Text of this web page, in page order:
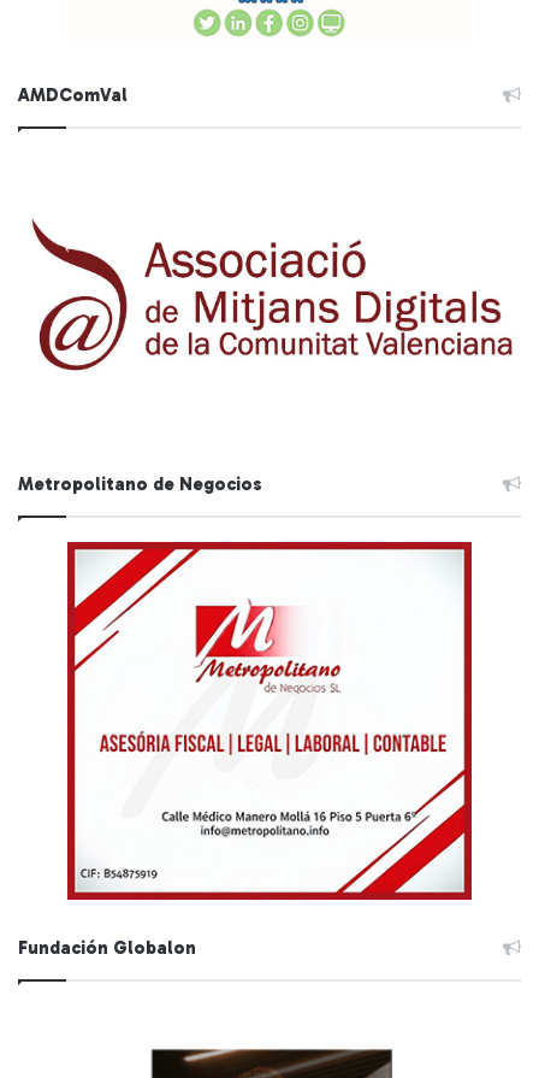
AMDComVal
Metropolitano de Negocios
Fundación Globalon